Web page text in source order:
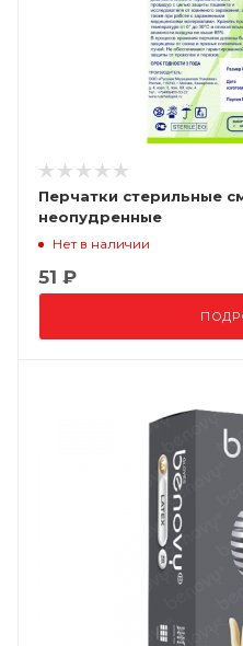
Перчатки стерильные
неопудренные
Нет в наличии
51 ₽